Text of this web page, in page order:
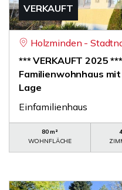
VERKAUFT
Holzminden -
*** VERKAUFT 2025
Familienwohnhaus
Lage
Einfamilienhaus
80 m²
WOHNFLÄCHE
4